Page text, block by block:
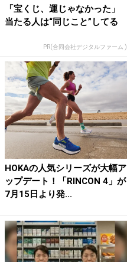
「宝くじ、運じゃなかった」
当たる人は“同じこと”してる
PR(合同会社デジタルファーム )
HOKAの人気シリーズが大幅ア
ップデート！「RINCON 4」が
7月15日より発...